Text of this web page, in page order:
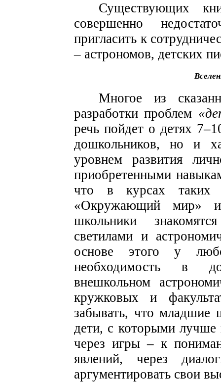
Существующих
совершенно
пригласить к
– астрономов, детских
Многое из
разработки проблем
речь пойдет о детях
дошкольников, но и
уровнем развития
приобретенными
что в курсах таких
«Окружающий мир» и
школьники
светилами и
основе этого у
необходимость в
внешкольном
кружковых и
забывать, что младшие
дети, с которыми лучше
через игры – к
явлений, через
аргументировать свои